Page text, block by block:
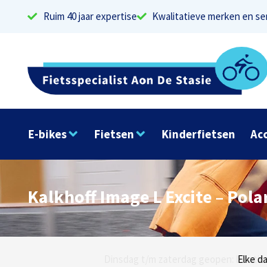
Ruim 40 jaar expertise Kwalitatieve merken en
E-bikes Fietsen Kinderfietsen
Kalkhoff Image L Excite –
Dinsdag t/m zaterdag geopen:Elke